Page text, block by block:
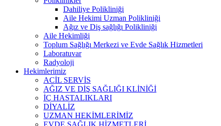
Dahiliye Polikliniği
Aile Hekimi Uzman Polikliniği
Ağız ve Diş sağlığı Polikliniği
Aile Hekimliği
Toplum Sağlığı Merkezi ve Evde Sağlık Hizmetleri
Laboratuvar
Radyoloji
Hekimlerimiz
ACİL SERVİS
AĞIZ VE DİŞ SAĞLIĞI KLİNİĞİ
İÇ HASTALIKLARI
DİYALİZ
UZMAN HEKİMLERİMİZ
EVDE SAĞLIK HİZMETLERİ